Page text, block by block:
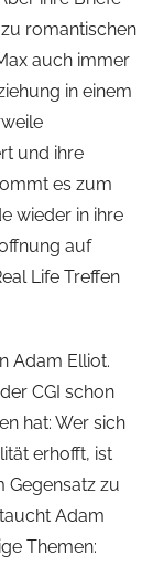
romantischen
auch immer
in einem
und ihre
es zum
wieder in ihre
auf
Life Treffen
Adam Elliot.
CGI schon
hat: Wer sich
erhofft, ist
Gegensatz zu
Adam
Themen: